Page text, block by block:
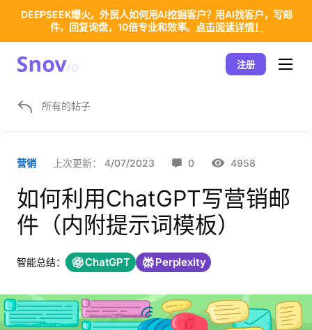
注册
所有的帖子
营销 上次更新： 4/07/2023 0 4958
如何利用ChatGPT写营销邮
件（内附提示词模板）
智能总结： ChatGPT Perplexity
DEEPSEEK爆火，外贸人如何用AI挖掘客户？用AI找客户，写邮
件，回复询盘，10倍专业和效率。 点击阅读详情！